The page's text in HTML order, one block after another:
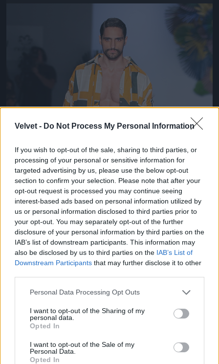
Velvet - Do Not Process My Personal Information
If you wish to opt-out of the sale, sharing to third parties, or
processing of your personal or sensitive information for
targeted advertising by us, please use the below opt-out
section to confirm your selection. Please note that after your
opt-out request is processed you may continue seeing
interest-based ads based on personal information utilized by
us or personal information disclosed to third parties prior to
your opt-out. You may separately opt-out of the further
disclosure of your personal information by third parties on the
IAB’s list of downstream participants. This information may
also be disclosed by us to third parties on the IAB’s List of
Downstream Participants that may further disclose it to other
Please note that this website/app uses one or more Google
not limited to your visit or usage behaviour. You may click to
grant or deny consent to Google and its third-party tags to
use your data for below specified purposes in below Google
consent section.
Personal Data Processing Opt Outs
I want to opt-out of the Sharing of my
personal data.
Opted In
I want to opt-out of the Sale of my
Personal Data.
Opted In
Jön még kép!
Úgy érezzük, hogy őt egy kicsit túlöltöztették.
Fotó: Fernanda Calfat / Getty Images Hungary